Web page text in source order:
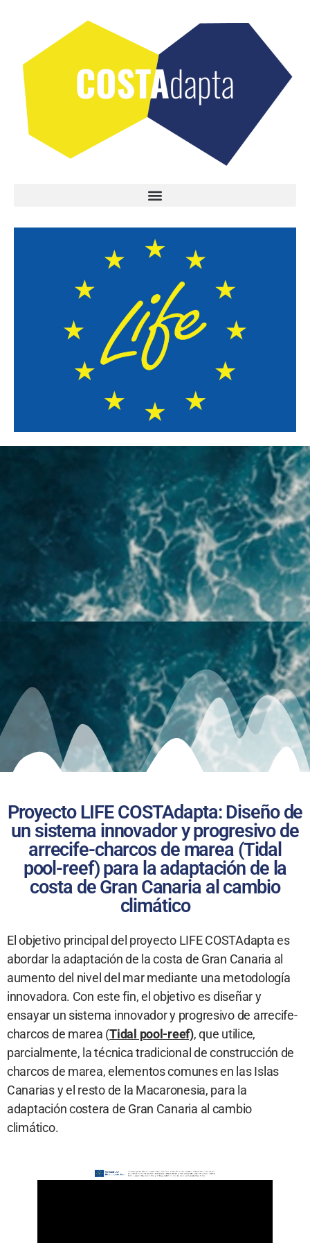
Proyecto LIFE COSTAdapta: Diseño de
un sistema innovador y progresivo de
arrecife-charcos de marea (Tidal
pool-reef) para la adaptación de la
costa de Gran Canaria al cambio
climático
El objetivo principal del proyecto LIFE COSTAdapta es
abordar la adaptación de la costa de Gran Canaria al
aumento del nivel del mar mediante una metodología
innovadora. Con este fin, el objetivo es diseñar y
ensayar un sistema innovador y progresivo de arrecife-
charcos de marea (Tidal pool-reef), que utilice,
parcialmente, la técnica tradicional de construcción de
charcos de marea, elementos comunes en las Islas
Canarias y el resto de la Macaronesia, para la
adaptación costera de Gran Canaria al cambio
climático.